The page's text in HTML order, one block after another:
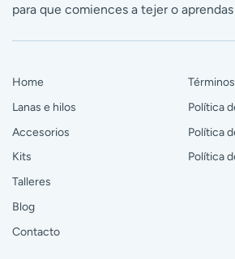
para que comiences a tejer o
Home
Lanas e hilos
Accesorios
Kits
Talleres
Blog
Contacto
Política
Política
Política